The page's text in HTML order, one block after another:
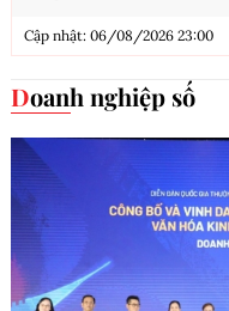
Cập nhật: 06/08/2026 23:00
Doanh nghiệp số